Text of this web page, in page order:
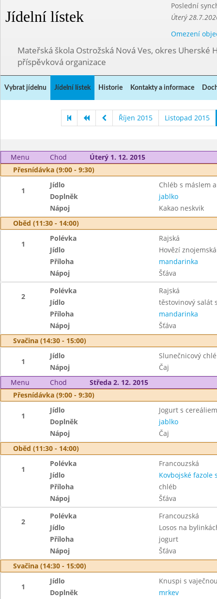
Jídelní lístek
Poslední
Úterý
Omezení
Mateřská škola Ostrožská Nová Ves, okres Uherské
příspěvková organizace
Vybrat jídelnu Jídelní lístek Historie Kontakty a informace
Říjen 2015 Listopad 2015
Menu Chod
Úterý 1. 12. 2015
Přesnídávka (9:00 - 9:30)
1
Jídlo
Chléb s máslem
Doplněk
jablko
Nápoj
Kakao neskvik
Oběd (11:30 - 14:00)
1
Polévka
Rajská
Jídlo
Hovězí
Příloha
mandarinka
Nápoj
Šťáva
2
Polévka
Rajská
Jídlo
těstovinový salát
Příloha
mandarinka
Nápoj
Šťáva
Svačina (14:30 - 15:00)
1
Jídlo
Slunečnicový
Nápoj
Čaj
Menu
Chod
Středa 2. 12. 2015
Přesnídávka (9:00 - 9:30)
1
Jídlo
Jogurt s
Doplněk
jablko
Nápoj
Čaj
Oběd (11:30 - 14:00)
1
Polévka
Francouzská
Jídlo
Kovbojské fazole
Příloha
chléb
Nápoj
Šťáva
2
Polévka
Francouzská
Jídlo
Losos na
Příloha
jogurt
Nápoj
Šťáva
Svačina (14:30 - 15:00)
1
Jídlo
Knuspi s
Doplněk
mrkev